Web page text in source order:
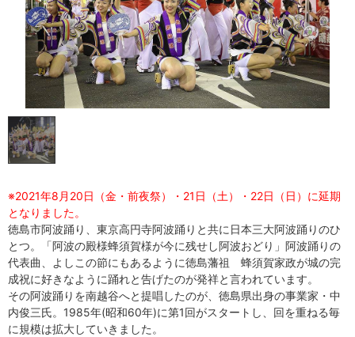
※2021年8月20日（金・前夜祭）・21日（土）・22日（日）に延期
となりました。
徳島市阿波踊り、東京高円寺阿波踊りと共に日本三大阿波踊りのひ
とつ。「阿波の殿様蜂須賀様が今に残せし阿波おどり」阿波踊りの
代表曲、よしこの節にもあるように徳島藩祖 蜂須賀家政が城の完
成祝に好きなように踊れと告げたのが発祥と言われています。
その阿波踊りを南越谷へと提唱したのが、徳島県出身の事業家・中
内俊三氏。1985年(昭和60年)に第1回がスタートし、回を重ねる毎
に規模は拡大していきました。